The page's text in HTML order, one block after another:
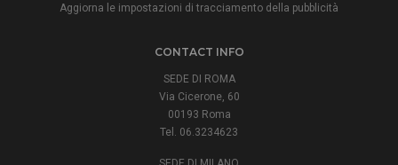
Aggiorna le impostazioni di tracciamento della pubblicità
CONTACT INFO
SEDE DI ROMA
Via Cicerone, 60
00193 Roma
Tel. 06.3234623